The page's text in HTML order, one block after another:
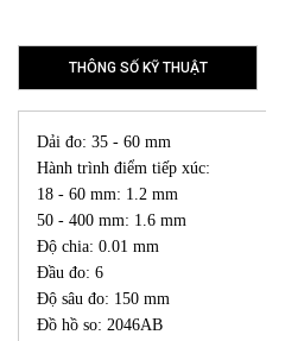
THÔNG SỐ KỸ THUẬT
Dải đo: 35 - 60 mm
Hành trình điểm tiếp xúc:
18 - 60 mm: 1.2 mm
50 - 400 mm: 1.6 mm
Độ chia: 0.01 mm
Đầu đo: 6
Độ sâu đo: 150 mm
Đồ hồ so: 2046AB